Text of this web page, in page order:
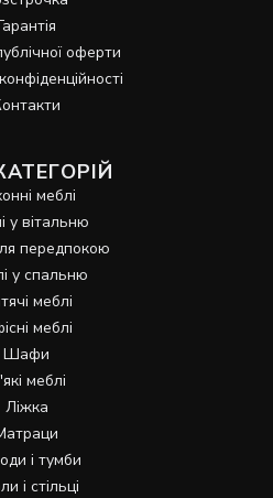
оферти
меблі
у вітальню
передпокою
у спальню
меблі
меблі
Шафи
меблі
Ліжка
і тумби
і стільці